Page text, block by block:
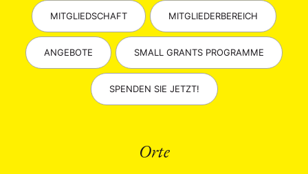
MITGLIEDSCHAFT MITGLIEDERBEREICH
ANGEBOTE SMALL GRANTS PROGRAMME
SPENDEN SIE JETZT!
Orte